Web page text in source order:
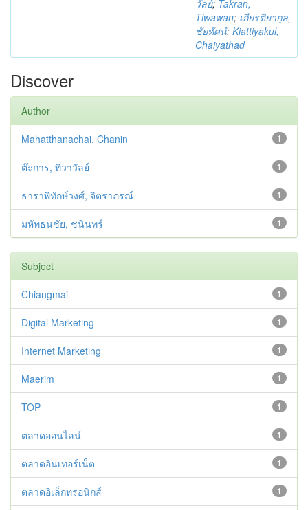
วัลย์; Takran,
Tiwawan; เกียรติยากุล,
ชัยทัศน์; Kiattiyakul,
Chaiyathad
Discover
Author
1
Mahatthanachai, Chanin
1
ต๊ะการ, ทิวาวัลย์
1
ธาราพิทักษ์วงศ์, จิตราภรณ์
1
มหัทธนชัย, ชนินทร์
Subject
1
Chiangmai
1
Digital Marketing
1
Internet Marketing
1
Maerim
1
TOP
1
ตลาดออนไลน์
1
ตลาดอินเทอร์เน็ต
1
ตลาดอิเล็กทรอนิกส์